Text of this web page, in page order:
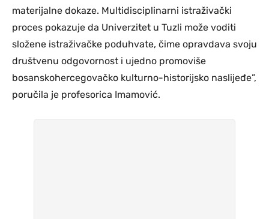
materijalne dokaze. Multidisciplinarni istraživački
proces pokazuje da Univerzitet u Tuzli može voditi
složene istraživačke poduhvate, čime opravdava svoju
društvenu odgovornost i ujedno promoviše
bosanskohercegovačko kulturno-historijsko naslijeđe”,
poručila je profesorica Imamović.